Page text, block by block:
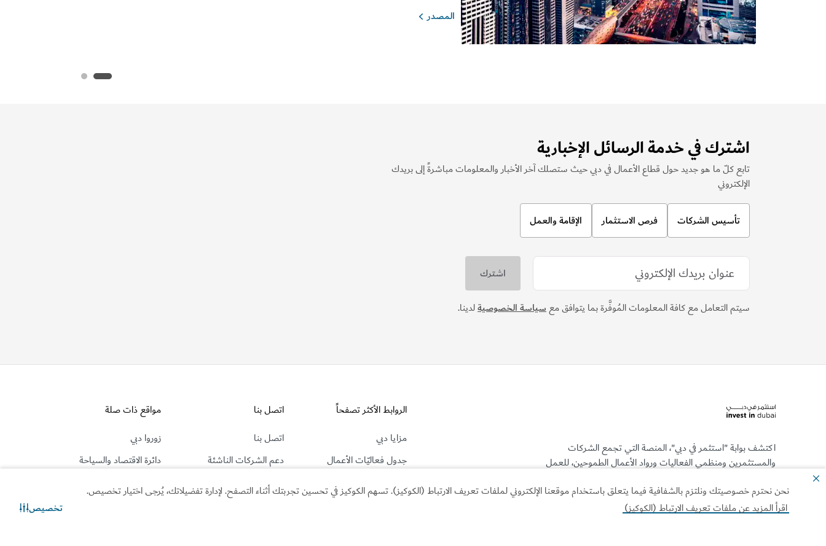
نحن نحترم خصوصيتك ونلتزم بالشفافية فيما يتعلق باستخدام موقعنا الإلكتروني لملفات تعريف الارتباط (الكوكيز). تسهم الكوكيز في تحسين تجربتك أثناء التصفح. لإدارة تفضيلاتك، يُرجى اختيار تخصيص.
اقرأ المزيد عن ملفات تعريف الارتباط (الكوكيز)
تخصيص
المصدر
اشترك في خدمة الرسائل الإخبارية
تابع كلّ ما هو جديد حول قطاع الأعمال في دبي حيث ستصلك آخر الأخبار والمعلومات مباشرةً إلى بريدك
الإلكتروني
تأسيس الشركات فرص الاستثمار الإقامة والعمل
سيتم التعامل مع كافة المعلومات المُوفَّرة بما يتوافق معسياسة الخصوصيةلدينا.
اكتشف بوابة "استثمر في دبي"، المنصة التي تجمع الشركات
والمستثمرين ومنظمي الفعاليات ورواد الأعمال الطموحين، للعمل
الروابط الأكثر تصفحاً
مزايا دبي
جدول فعاليّات الأعمال
اتصل بنا
اتصل بنا
دعم الشركات الناشئة
الأسئلة المتكررة
مواقع ذات صلة
زوروا دبي
دائرة الاقتصاد والسياحة